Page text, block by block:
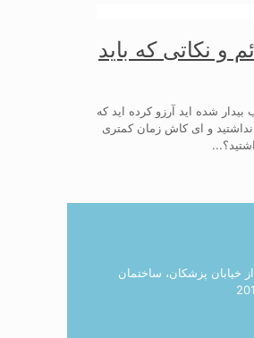
نکاتی که باید
شده اید آرزو کرده اید که
و ای کاش زمان کمتری
از خیابان پزشکان، ساختمان